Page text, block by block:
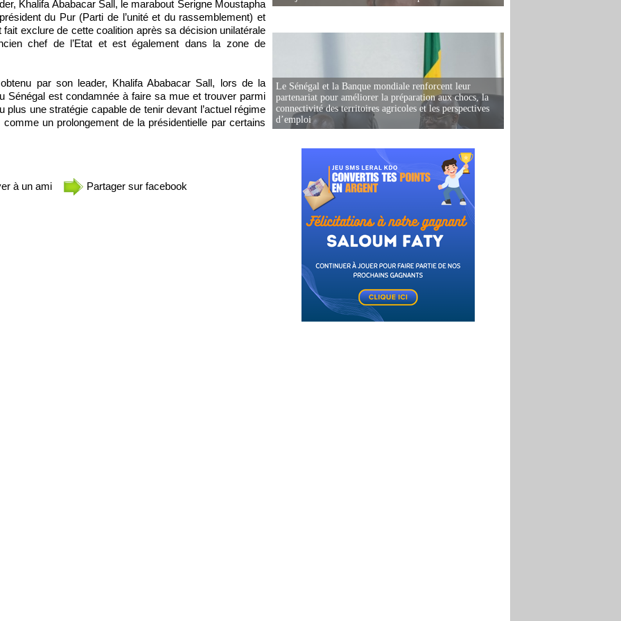
Khalifa Ababacar Sall, le marabout Serigne Moustapha
du Pur (Parti de l’unité et du rassemblement) et
exclure de cette coalition après sa décision unilatérale
chef de l’Etat et est également dans la zone de
par son leader, Khalifa Ababacar Sall, lors de la
Sénégal est condamnée à faire sa mue et trouver parmi
une stratégie capable de tenir devant l’actuel régime
un prolongement de la présidentielle par certains
à un ami Partager sur facebook
Le Sénégal et la Banque mondiale renforcent leur
partenariat pour améliorer la préparation aux chocs, la
connectivité des territoires agricoles et les perspectives
d’emploi